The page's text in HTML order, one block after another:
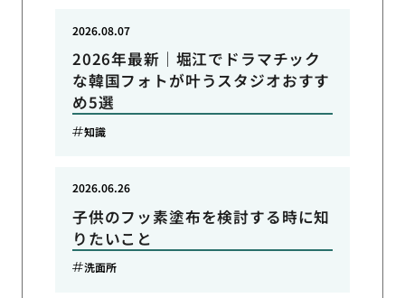
2026年最新｜堀江でドラマチック
な韓国フォトが叶うスタジオおすす
め5選
2026.08.07
知識
子供のフッ素塗布を検討する時に知
りたいこと
2026.06.26
洗面所